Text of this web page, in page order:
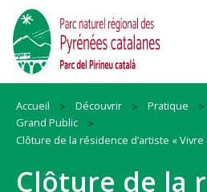
Accueil Découvrir Pratique
Grand Public
Clôture de la résidence d’artiste «
Clôture de la